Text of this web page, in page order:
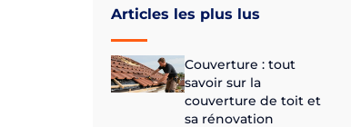
Articles les plus lus
Couverture : tout
savoir sur la
couverture de toit et
sa rénovation